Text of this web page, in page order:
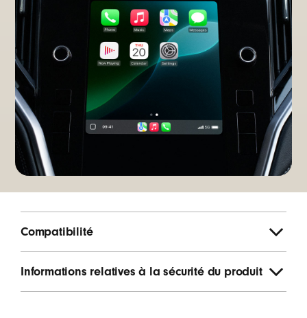
Compatibilité
Informations relatives à la sécurité du produit